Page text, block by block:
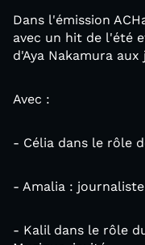
Dans l'émission
avec un hit de l'été
d'Aya Nakamura
Avec :
- Célia dans le rôle
- Amalia : journaliste
- Kalil dans le rôle